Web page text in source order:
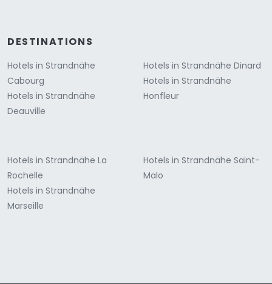
DESTINATIONS
Hotels in Strandnähe
Cabourg
Hotels in Strandnähe
Deauville
Hotels in Strandnähe Dinard
Hotels in Strandnähe
Honfleur
Hotels in Strandnähe La
Rochelle
Hotels in Strandnähe
Marseille
Hotels in Strandnähe Saint-
Malo